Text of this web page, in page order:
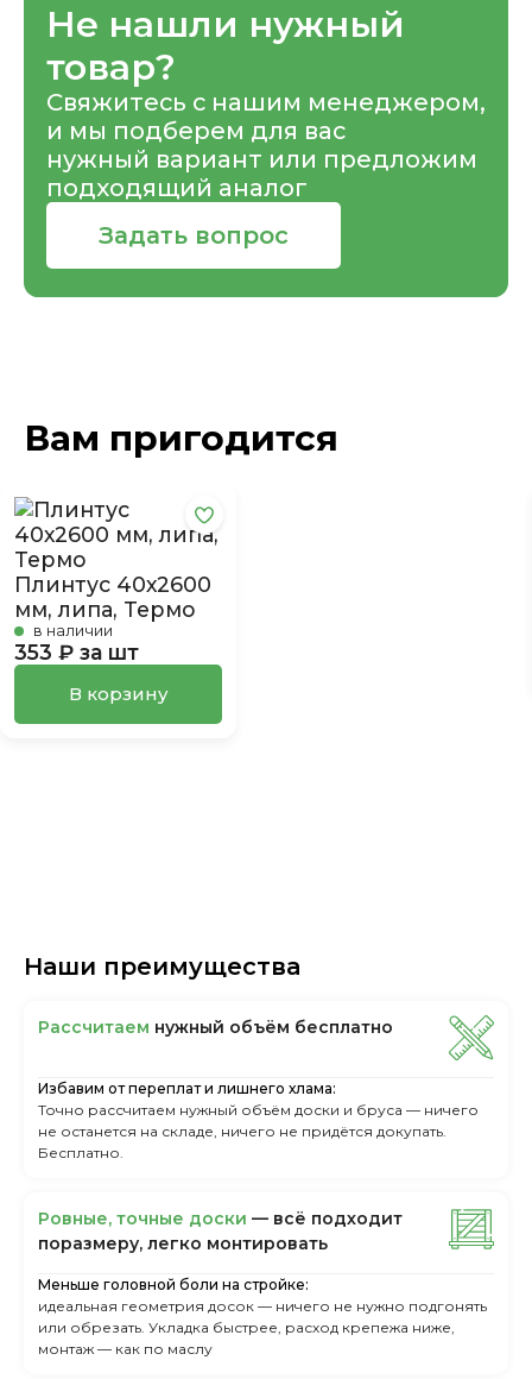
Не нашли нужный
товар?
Свяжитесь с нашим менеджером,
и мы подберем для вас
нужный вариант или предложим
подходящий аналог
Задать вопрос
Вам пригодится
Плинтус 40х2600
мм, липа, Термо
в наличии
353 ₽ за шт
В корзину
Наши преимущества
Рассчитаем нужный объём бесплатно
Избавим от переплат и лишнего хлама:
Точно рассчитаем нужный объём доски и бруса — ничего
не останется на складе, ничего не придётся докупать.
Бесплатно.
Ровные, точные доски — всё подходит
поразмеру, легкo монтировать
Меньше головной боли на стройке:
идеальная геометрия досок — ничего не нужно подгонять
или обрезать. Укладка быстрее, расход крепежа ниже,
монтаж — как по маслу